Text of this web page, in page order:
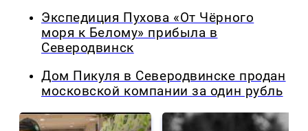
Экспедиция Пухова «От Чёрного
моря к Белому» прибыла в
Северодвинск
Дом Пикуля в Северодвинске продан
московской компании за один рубль